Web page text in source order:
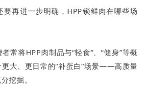
要再进一步明确，HPP锁鲜肉在哪些场
常将HPP肉制品与“轻食”、“健身”等概
大、更日常的“补蛋白”场景——高质量
挖掘。